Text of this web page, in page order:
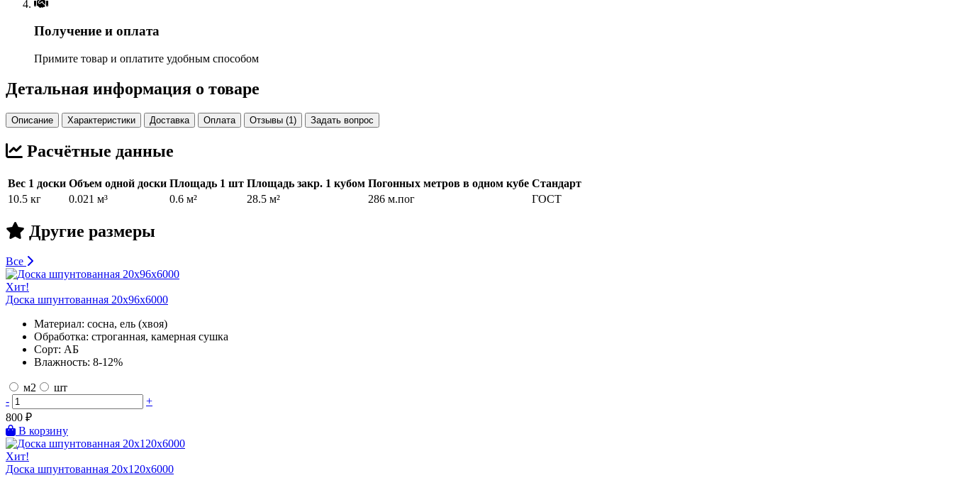
Получение и оплата
Примите товар и оплатите удобным способом
Детальная информация о товаре
Описание Характеристики Доставка Оплата Отзывы (1) Задать вопрос
Расчётные данные
Вес 1 доски Объем одной доски Площадь 1 шт Площадь закр. 1 кубом Погонных метров в одном кубе Стандарт
10.5 кг
0.021 м³ 0.6 м² 28.5 м² 286 м.пог ГОСТ
Другие размеры
Все
Хит!
Доска шпунтованная 20х96х6000
Материал: сосна, ель (хвоя)
Обработка: строганная, камерная сушка
Сорт: АБ
Влажность: 8-12%
м2
шт
-
+
800 ₽
В корзину
Хит!
Доска шпунтованная 20х120х6000